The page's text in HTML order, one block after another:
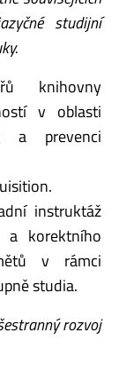
studijní
knihovny
v oblasti
a prevenci
instruktáž
a korektního
v rámci
studia.
rozvoj